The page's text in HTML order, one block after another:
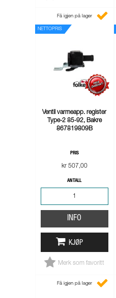
NETTOPRIS
Få igjen på lager
Ventil varmeapp. register
Type-2 85-92, Bakre
867819809B
PRIS
kr 507,00
ANTALL
INFO
KJØP
Merk som favoritt
Få igjen på lager